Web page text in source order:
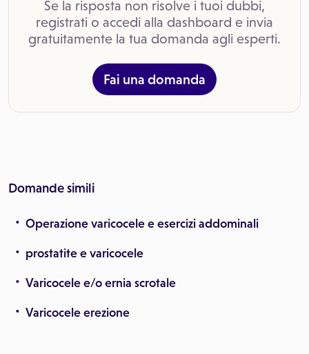
Se la risposta non risolve i tuoi dubbi,
registrati o accedi alla dashboard e invia
gratuitamente la tua domanda agli esperti.
Fai una domanda
Domande simili
Operazione varicocele e esercizi addominali
prostatite e varicocele
Varicocele e/o ernia scrotale
Varicocele erezione